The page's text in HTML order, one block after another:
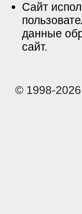
Сайт
данные
сайт.
© 1998-